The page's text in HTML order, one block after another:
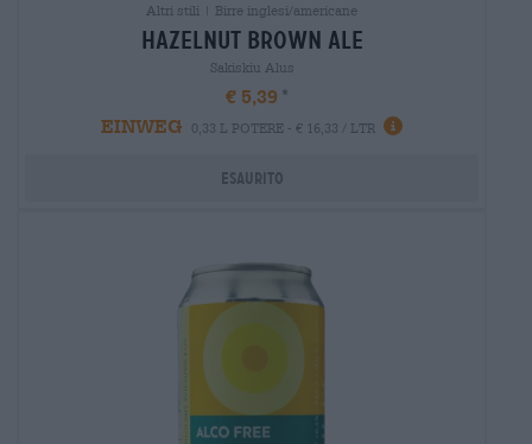
Altri stili | Birre inglesi/americane
hazelnut brown ale
Sakiskiu Alus
€ 5,39
EINWEG
0,33 L POTERE - € 16,33 / LTR
Esaurito